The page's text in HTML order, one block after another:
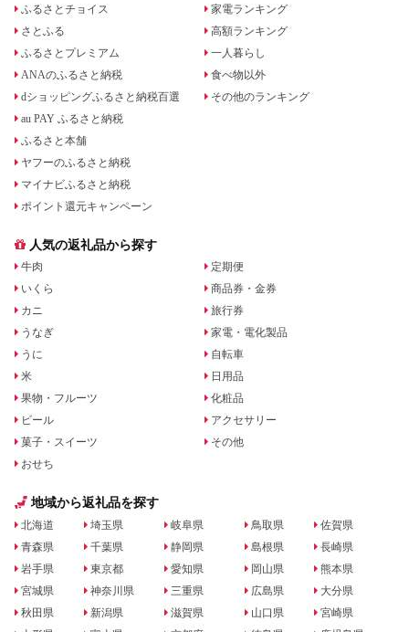
ふるさとチョイス
さとふる
ふるさとプレミアム
ANAのふるさと納税
dショッピングふるさと納税百選
au PAY ふるさと納税
ふるさと本舗
ヤフーのふるさと納税
マイナビふるさと納税
ポイント還元キャンペーン
家電ランキング
高額ランキング
一人暮らし
食べ物以外
その他のランキング
人気の返礼品から探す
牛肉
いくら
カニ
うなぎ
うに
米
果物・フルーツ
ビール
菓子・スイーツ
おせち
定期便
商品券・金券
旅行券
家電・電化製品
自転車
日用品
化粧品
アクセサリー
その他
地域から返礼品を探す
北海道
青森県
岩手県
宮城県
秋田県
埼玉県
千葉県
東京都
神奈川県
新潟県
岐阜県
静岡県
愛知県
三重県
滋賀県
鳥取県
島根県
岡山県
広島県
山口県
佐賀県
長崎県
熊本県
大分県
宮崎県